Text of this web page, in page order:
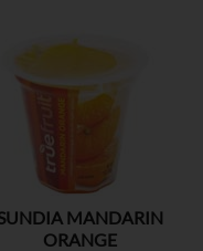
MANDARIN
ORANGE